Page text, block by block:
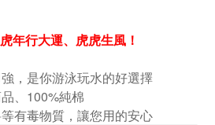
年行大運、虎虎生風！
，是你游泳玩水的好選擇
、100%純棉
有毒物質，讓您用的安心